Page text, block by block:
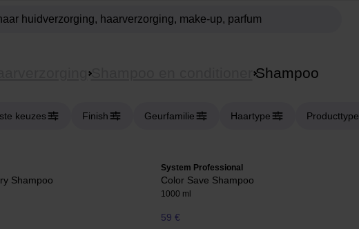
Shampoo en conditioner Shampoo
keuzes Finish Geurfamilie Haartype Producttype
Shampoo
System Professional
Color Save Shampoo
1000 ml
59 €